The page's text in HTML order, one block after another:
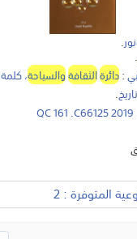
.
.
:دائرةالثقافةوالسياحة، كلمة
.
QC 161 .C66125 2019
المتوفرة : 2